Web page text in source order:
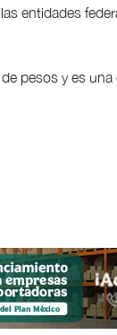
entidades
pesos y es